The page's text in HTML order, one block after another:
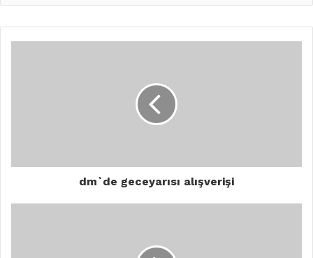
dm`de geceyarısı alışverişi